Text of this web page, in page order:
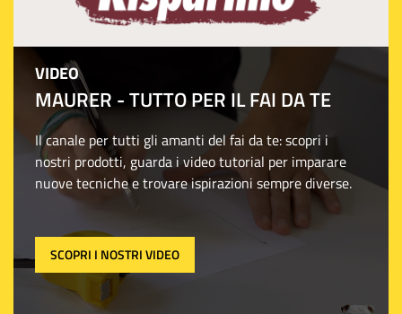
VIDEO
MAURER - TUTTO PER IL FAI DA TE
Il canale per tutti gli amanti del fai da te: scopri i
nostri prodotti, guarda i video tutorial per imparare
nuove tecniche e trovare ispirazioni sempre diverse.
SCOPRI I NOSTRI VIDEO